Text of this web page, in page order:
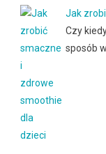
Jak
Czy
sposób